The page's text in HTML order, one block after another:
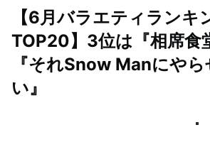
【6月バラエティランキ
TOP20】3位は『相席食
『それSnow Manにやら
い』